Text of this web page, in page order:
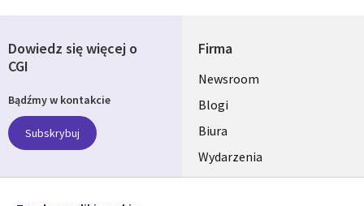
Firma
Useful
links
SECTIONS
POLSKA
Newsroom
Blogi
Biura
Wydarzenia
Dowiedz się więcej o
CGI
Bądźmy w kontakcie
Subskrybuj